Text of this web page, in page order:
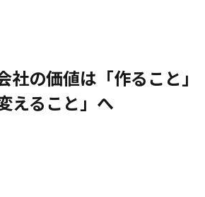
社の価値は「作ること」
えること」へ